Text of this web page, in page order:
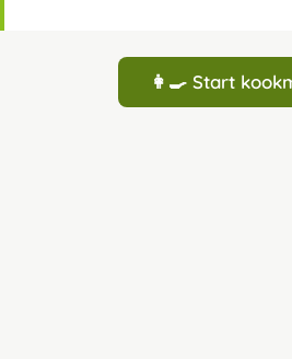
👩‍🍳 Start